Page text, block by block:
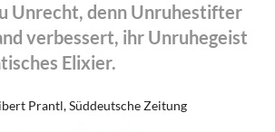
und Finanzpolitik
Unrecht, denn Unruhestifter
verbessert, ihr Unruhegeist
Elixier.
Prantl, Süddeutsche Zeitung